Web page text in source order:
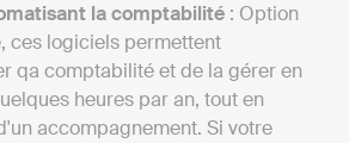
la comptabilité : Option
ces logiciels permettent
qa comptabilité et de la gérer en
heures par an, tout en
accompagnement. Si votre